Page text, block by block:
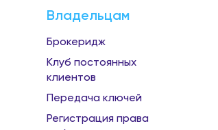
Владельцам
Брокеридж
Клуб постоянных
клиентов
Передача ключей
Регистрация права